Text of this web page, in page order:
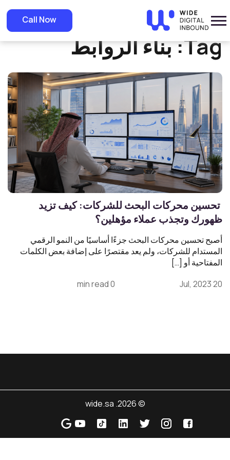
Call Now Home
» بناء الروابط
Tag: بناء الروابط
تحسين محركات البحث للشركات: كيف تزيد
ظهورك وتجذب عملاء مؤهلين؟
أصبح تحسين محركات البحث جزءًا أساسيًا من النمو الرقمي
المستدام للشركات، ولم يعد مقتصرًا على إضافة بعض الكلمات
المفتاحية أو […]
20 Jul, 2023
0 min read
© 2026. wide.sa